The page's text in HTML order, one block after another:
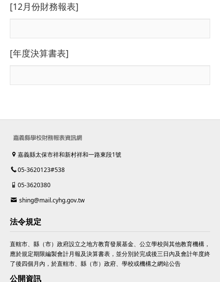
[12月份財務報表]
[年度決算書表]
嘉義縣太保市祥和新村祥和一路東段1號
05-3620123#538
05-3620380
shing@mail.cyhg.gov.tw
法令規定
直轄市、縣（市）政府設立之地方教育發展基金、公立學校與其他教育機構，
應於規定期限編製會計月報及決算書表，並分別於完成後三日內及會計年度終
了後四個月內，於直轄市、縣（市）政府、學校或機構之網站公告
公開資訊